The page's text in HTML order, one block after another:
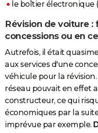
le boîtier électronique
Révision de voiture
concessions ou en
Autrefois, il était
aux services d'une
véhicule pour la
réseau pouvait en effet
constructeur, ce qui
économiques par la
imprévue par exemple.